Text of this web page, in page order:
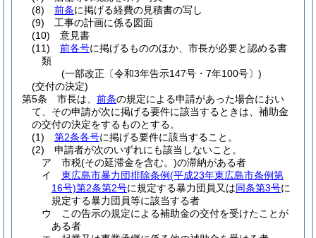
(8)
前条に掲げる経費の見積書の写し
(9)
工事の計画に係る図面
(10)
意見書
(11)
前各号に掲げるもののほか、市長が必要と認める書
類
(一部改正〔令和3年告示147号・7年100号〕)
(交付の決定)
第5条
市長は、 前条の規定による申請があった場合におい
て、その申請が次に掲げる要件に該当するときは、補助金
の交付の決定をするものとする。
(1)
第2条各号に掲げる要件に該当すること。
(2)
申請者が次のいずれにも該当しないこと。
ア
市税(その延滞金を含む。)の滞納がある者
イ
東広島市暴力団排除条例(平成23年東広島市条例第
16号)第2条第2号に規定する暴力団員又は同条第3号に
規定する暴力団員等に該当する者
ウ
この告示の規定による補助金の交付を受けたことが
ある者